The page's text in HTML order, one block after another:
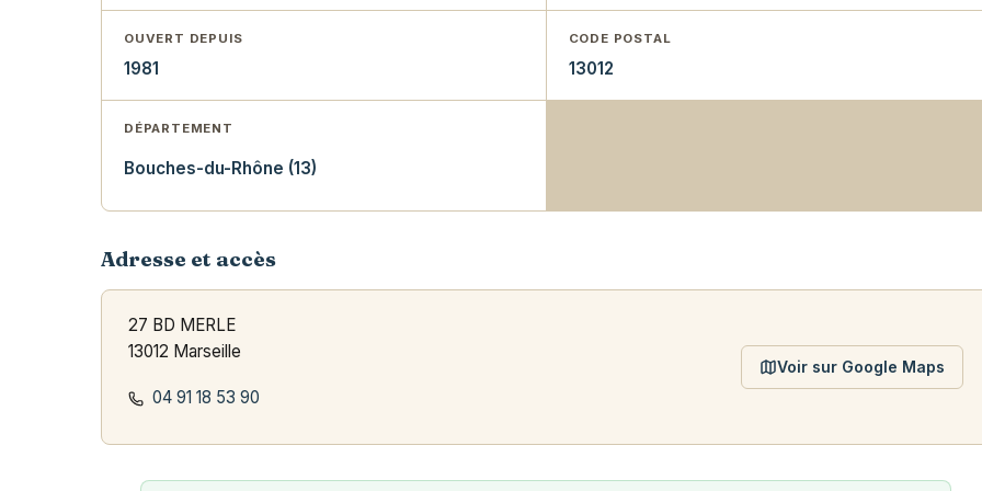
OUVERT DEPUIS
1981
CODE POSTAL
13012
DÉPARTEMENT
Bouches-du-Rhône (13)
Adresse et accès
27 BD MERLE
13012 Marseille
04 91 18 53 90
Voir sur Google Maps